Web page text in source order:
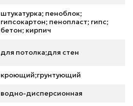
штукатурка; пеноблок;
гипсокартон; пенопласт; гипс;
бетон; кирпич
для потолка;для стен
кроющий;грунтующий
водно-дисперсионная